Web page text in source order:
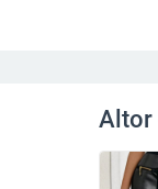
Altor